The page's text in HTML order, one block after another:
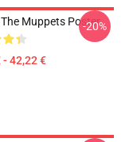
Muppets Poster
- 42,22 €
-20%